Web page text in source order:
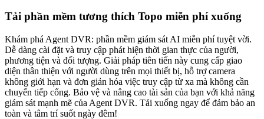
Tải phần mềm tương thích Topo miễn phí xuống
Khám phá Agent DVR: phần mềm giám sát AI miễn phí tuyệt vời.
Dễ dàng cài đặt và truy cập phát hiện thời gian thực của người,
phương tiện và đối tượng. Giải pháp tiên tiến này cung cấp giao
diện thân thiện với người dùng trên mọi thiết bị, hỗ trợ camera
không giới hạn và đơn giản hóa việc truy cập từ xa mà không cần
chuyển tiếp cổng. Bảo vệ và nâng cao tài sản của bạn với khả năng
giám sát mạnh mẽ của Agent DVR. Tải xuống ngay để đảm bảo an
toàn và tâm trí suốt ngày đêm!